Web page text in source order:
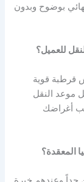
بوضوح وبدون
قرطبة قوية
موعد النقل
أغراضك